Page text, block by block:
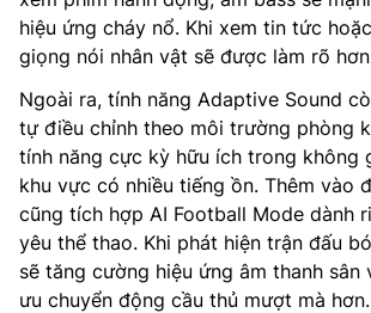
hiệu ứng cháy nổ. Khi xem tin tức
giọng nói nhân vật sẽ được làm rõ
Ngoài ra, tính năng Adaptive Sound
tự điều chỉnh theo môi trường phòng
tính năng cực kỳ hữu ích trong không
khu vực có nhiều tiếng ồn. Thêm vào
cũng tích hợp AI Football Mode dành
yêu thể thao. Khi phát hiện trận đấu
sẽ tăng cường hiệu ứng âm thanh sân
ưu chuyển động cầu thủ mượt mà hơn.